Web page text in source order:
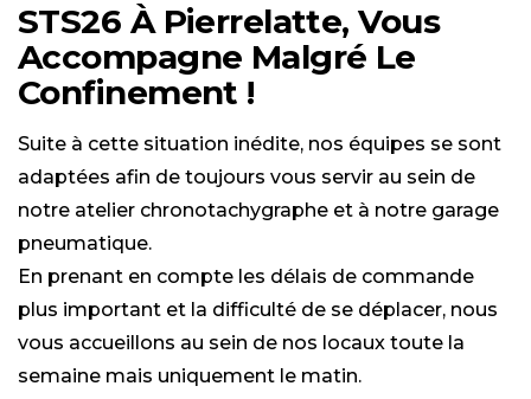
STS26 À Pierrelatte, Vous
Accompagne Malgré Le
Confinement !
Suite à cette situation inédite, nos équipes se sont
adaptées afin de toujours vous servir au sein de
notre atelier chronotachygraphe et à notre garage
pneumatique.
En prenant en compte les délais de commande
plus important et la difficulté de se déplacer, nous
vous accueillons au sein de nos locaux toute la
semaine mais uniquement le matin.